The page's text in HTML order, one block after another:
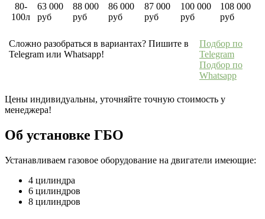
80-
100л
63 000
руб
88 000
руб
86 000
руб
87 000
руб
100 000
руб
108 000
руб
Сложно разобраться в вариантах? Пишите в
Telegram или Whatsapp!
Подбор по
Telegram
Подбор по
Whatsapp
Цены индивидуальны, уточняйте точную стоимость у
менеджера!
Об установке ГБО
Устанавливаем газовое оборудование на двигатели имеющие:
4 цилиндра
6 цилиндров
8 цилиндров